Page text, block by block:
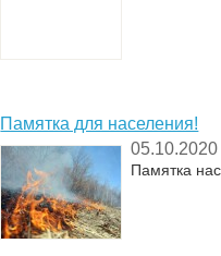
Памятка для населения!
05.10.2020
Памятка